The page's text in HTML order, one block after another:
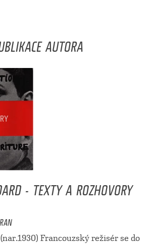
AUTORA
- TEXTY A ROZHOVORY
Francouzský režisér se do